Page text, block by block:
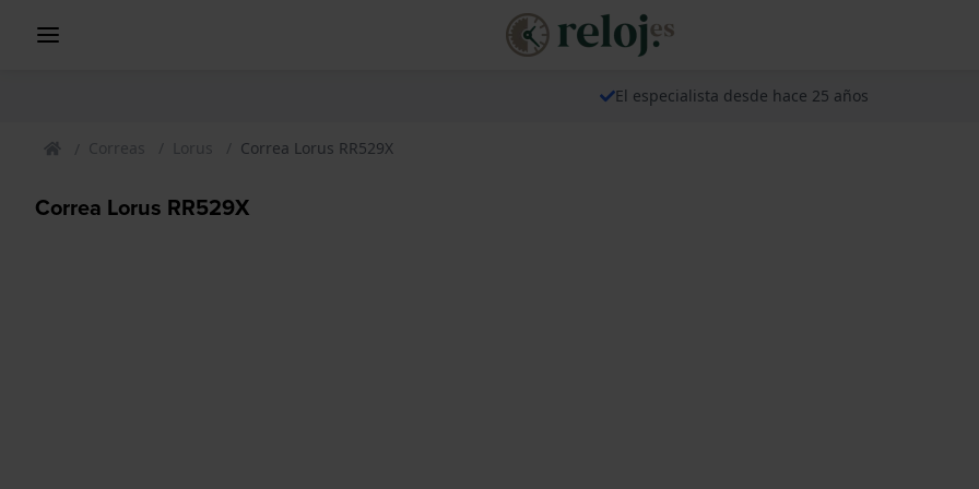
El especialista desde hace 25 años
Correas Lorus Correa Lorus RR529X
Correa Lorus RR529X